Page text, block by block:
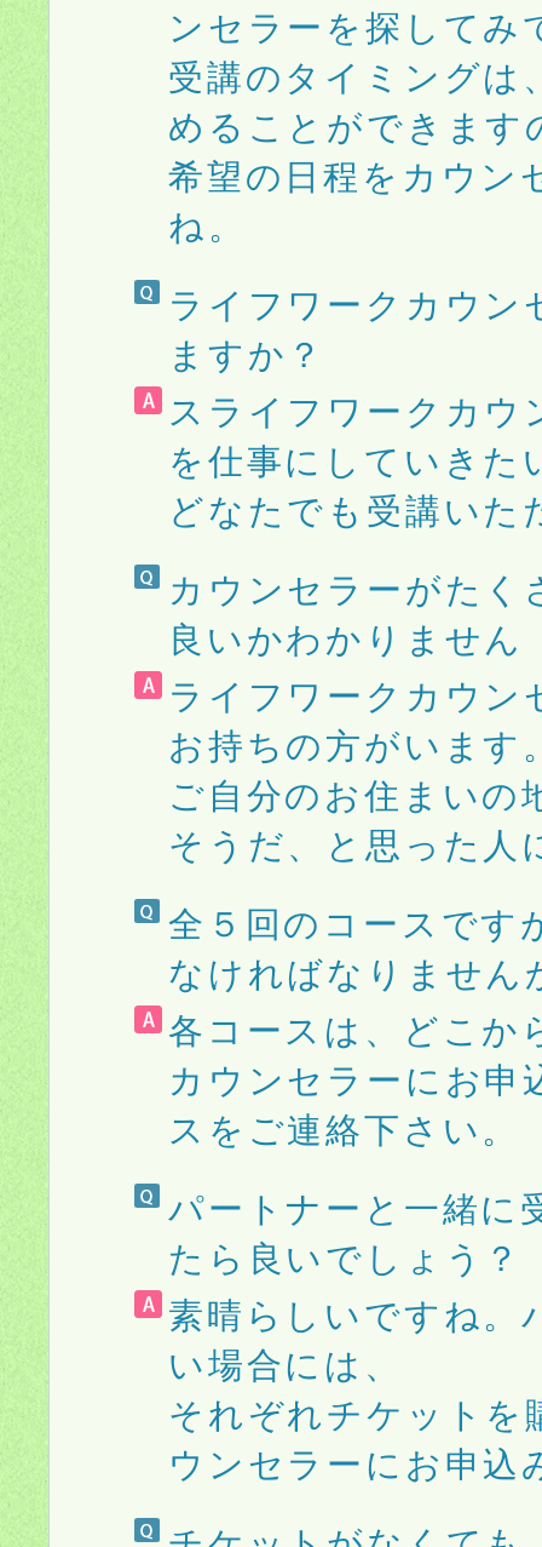
ンセラーを探してみ
受講のタイミングは
めることができます
希望の日程をカウン
ね。
ライフワークカウン
ますか？
スライフワークカウ
を仕事にしていきた
どなたでも受講いた
カウンセラーがたく
良いかわかりません
ライフワークカウン
お持ちの方がいます
ご自分のお住まいの
そうだ、と思った人
全５回のコースです
なければなりません
各コースは、どこか
カウンセラーにお申
スをご連絡下さい。
パートナーと一緒に
たら良いでしょう？
素晴らしいですね。
い場合には、
それぞれチケットを
ウンセラーにお申込